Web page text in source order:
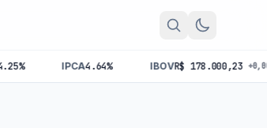
IPCA 4.64% IBOV R$ 178.000,23 +0,00%